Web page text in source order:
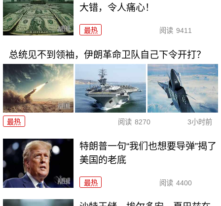
大错，令人痛心！
最热 阅读 9411
总统见不到领袖，伊朗革命卫队自己下令开打？
最热 阅读 8270 3小时前
特朗普一句“我们也想要导弹”揭了
美国的老底
最热 阅读 4400